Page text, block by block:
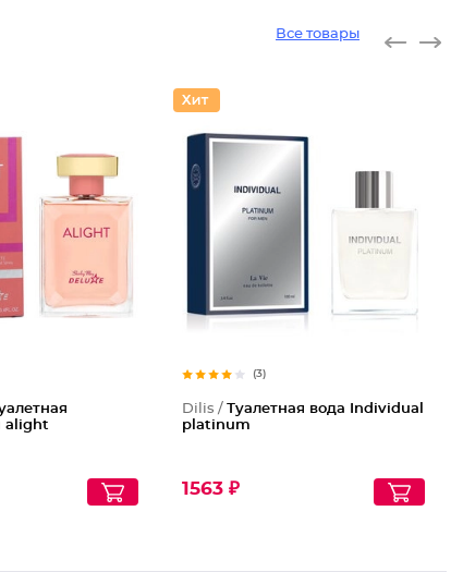
Все товары
alight
(3)
Dilis /Туалетная вода Individual
platinum
1563 ₽